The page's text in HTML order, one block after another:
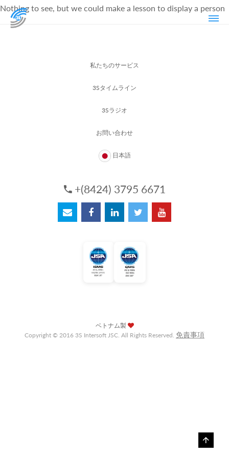
Nothing to see, but we could make a lesson to display a person
私たちのサービス
3Sタイムライン
3Sラジオ
お問い合わせ
日本語
+(8424) 3795 6671
ベトナム製
Copyright © 2016 3S Intersoft JSC. All Rights Reserved. 免責事項